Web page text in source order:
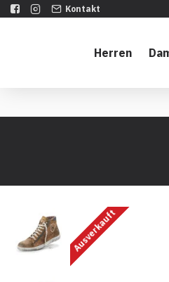
Kontakt
Herren
Ausverkauft